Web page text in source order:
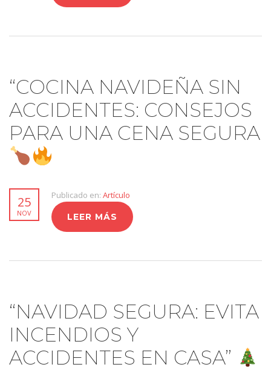
“COCINA NAVIDEÑA SIN
ACCIDENTES: CONSEJOS
PARA UNA CENA SEGURA
25
NOV
Publicado en: Artículo
LEER MÁS
“NAVIDAD SEGURA: EVITA
INCENDIOS Y
ACCIDENTES EN CASA”